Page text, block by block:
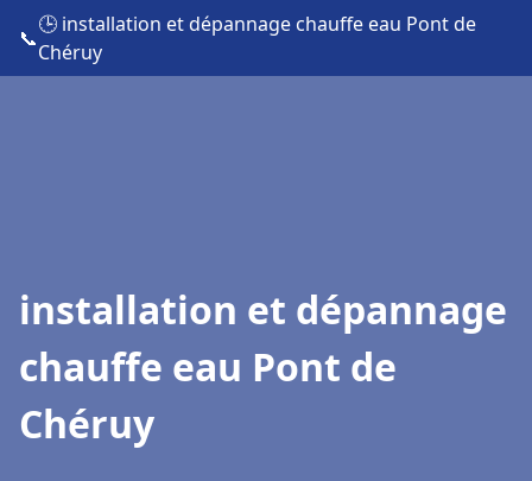
📞
🕒 installation et dépannage chauffe eau Pont de
Chéruy
installation et dépannage
chauffe eau Pont de
Chéruy